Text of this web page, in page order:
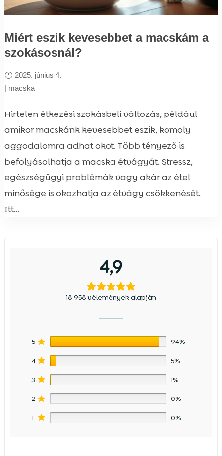
Miért eszik kevesebbet a macskám a
szokásosnál?
2025. június 4.
| macska
Hirtelen étkezési szokásbeli változás, például
amikor macskánk kevesebbet eszik, komoly
aggodalomra adhat okot. Több tényező is
befolyásolhatja a macska étvágyát. Stressz,
egészségügyi problémák vagy akár az étel
minősége is okozhatja az étvágy csökkenését.
Itt...
4,9
18 958 vélemények alapján
5 94%
4 5%
3 1%
2 0%
1 0%